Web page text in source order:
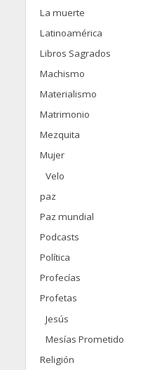
La muerte
Latinoamérica
Libros Sagrados
Machismo
Materialismo
Matrimonio
Mezquita
Mujer
Velo
paz
Paz mundial
Podcasts
Política
Profecías
Profetas
Jesús
Mesías Prometido
Religión